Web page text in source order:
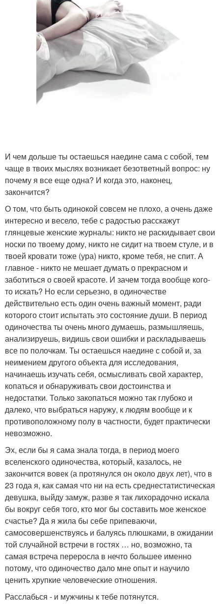
И чем дольше ты остаешься наедине сама с собой, тем
чаще в твоих мыслях возникает безответный вопрос: ну
почему я все еще одна? И когда это, наконец,
закончится?
О том, что быть одинокой совсем не плохо, а очень даже
интересно и весело, тебе с радостью расскажут
глянцевые женские журналы: никто не раскидывает свои
носки по твоему дому, никто не сидит на твоем стуле, и в
твоей кровати тоже (ура) никто, кроме тебя, не спит. А
главное - никто не мешает думать о прекрасном и
заботиться о своей красоте. И зачем тогда вообще кого-
то искать? Но если серьезно, в одиночестве
действительно есть один очень важный момент, ради
которого стоит испытать это состояние души. В период
одиночества ты очень много думаешь, размышляешь,
анализируешь, видишь свои ошибки и раскладываешь
все по полочкам. Ты остаешься наедине с собой и, за
неимением другого объекта для исследования,
начинаешь изучать себя, осмысливать свой характер,
копаться и обнаруживать свои достоинства и
недостатки. Только закопаться можно так глубоко и
далеко, что выбраться наружу, к людям вообще и к
противоположному полу в частности, будет практически
невозможно.
Эх, если бы я сама знала тогда, в период моего
вселенского одиночества, который, казалось, не
закончится вовек (а протянулся он около двух лет), что в
23 года я, как самая что ни на есть среднестатистическая
девушка, выйду замуж, разве я так лихорадочно искала
бы вокруг себя того, кто мог бы составить мое женское
счастье? Да я жила бы себе припеваючи,
самосовершенствуясь и балуясь плюшками, в ожидании
той случайной встречи в гостях … но, возможно, та
самая встреча переросла в нечто большее именно
потому, что одиночество дало мне опыт и научило
ценить хрупкие человеческие отношения.
Расслабься - и мужчины к тебе потянутся.